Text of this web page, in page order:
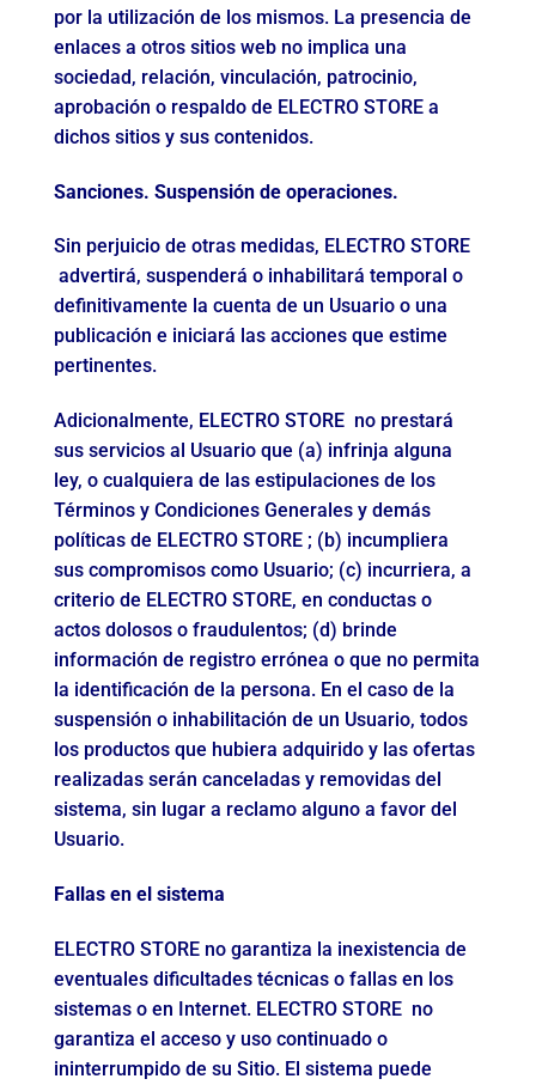
por la utilización de los mismos. La presencia de
enlaces a otros sitios web no implica una
sociedad, relación, vinculación, patrocinio,
aprobación o respaldo de ELECTRO STORE a
dichos sitios y sus contenidos.
Sanciones. Suspensión de operaciones.
Sin perjuicio de otras medidas, ELECTRO STORE
advertirá, suspenderá o inhabilitará temporal o
definitivamente la cuenta de un Usuario o una
publicación e iniciará las acciones que estime
pertinentes.
Adicionalmente, ELECTRO STORE no prestará
sus servicios al Usuario que (a) infrinja alguna
ley, o cualquiera de las estipulaciones de los
Términos y Condiciones Generales y demás
políticas de ELECTRO STORE ; (b) incumpliera
sus compromisos como Usuario; (c) incurriera, a
criterio de ELECTRO STORE, en conductas o
actos dolosos o fraudulentos; (d) brinde
información de registro errónea o que no permita
la identificación de la persona. En el caso de la
suspensión o inhabilitación de un Usuario, todos
los productos que hubiera adquirido y las ofertas
realizadas serán canceladas y removidas del
sistema, sin lugar a reclamo alguno a favor del
Usuario.
Fallas en el sistema
ELECTRO STORE no garantiza la inexistencia de
eventuales dificultades técnicas o fallas en los
sistemas o en Internet. ELECTRO STORE no
garantiza el acceso y uso continuado o
ininterrumpido de su Sitio. El sistema puede